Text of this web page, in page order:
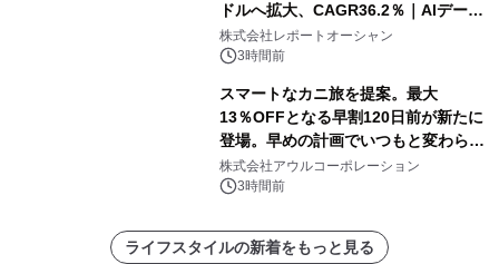
ドルへ拡大、CAGR36.2％｜AIデータ
センター・高速光通信需要が成長を加
速
株式会社レポートオーシャン
3時間前
スマートなカニ旅を提案。最大
13％OFFとなる早割120日前が新たに
登場。早めの計画でいつもと変わらぬ
大人の冬旅を。ー夕日ヶ浦温泉「佳松
苑 別邸ふうか」ー
株式会社アウルコーポレーション
3時間前
ライフスタイルの新着をもっと見る